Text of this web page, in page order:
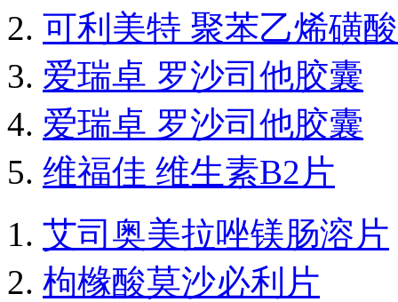
可利美特 聚苯乙烯磺
爱瑞卓 罗沙司他胶囊
爱瑞卓 罗沙司他胶囊
维福佳 维生素B2片
艾司奥美拉唑镁肠溶片
枸橼酸莫沙必利片